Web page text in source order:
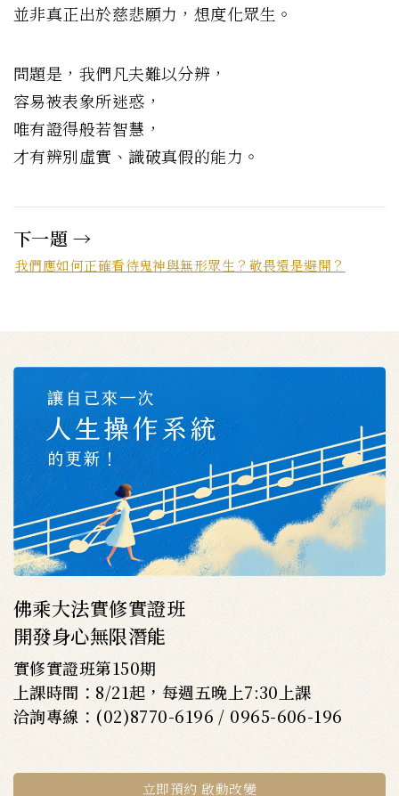
並非真正出於慈悲願力，想度化眾生。
問題是，我們凡夫難以分辨，
容易被表象所迷惑，
唯有證得般若智慧，
才有辨別虛實、識破真假的能力。
下一題 →
我們應如何正確看待鬼神與無形眾生？敬畏還是避開？
佛乘大法實修實證班
開發身心無限潛能
實修實證班第150期
上課時間：8/21起，每週五晚上7:30上課
洽詢專線：(02)8770-6196 / 0965-606-196
立即預約 啟動改變